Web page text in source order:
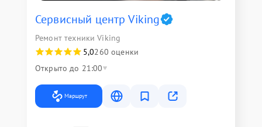
Сервисный центр Viking
Ремонт техники Viking
5,0260 оценки
Открыто до 21:00
Маршрут